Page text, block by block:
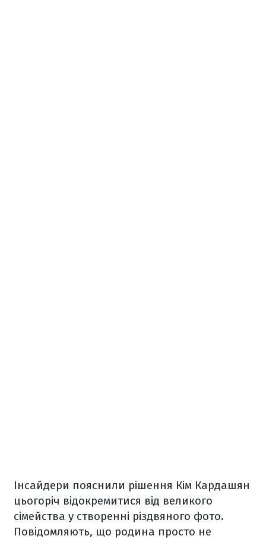
Інсайдери пояснили рішення Кім Кардашян
цьогоріч відокремитися від великого
сімейства у створенні різдвяного фото.
Повідомляють, що родина просто не